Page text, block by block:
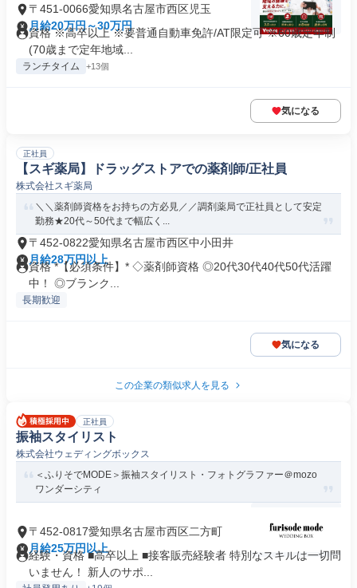
〒451-0066愛知県名古屋市西区児玉
月給20万円～30万円
資格 ※高卒以上 ※要普通自動車免許/AT限定可 ※60歳定年制
(70歳まで定年地域...
ランチタイム +13個
気になる
正社員
【スギ薬局】ドラッグストアでの薬剤師/正社員
株式会社スギ薬局
＼＼薬剤師資格をお持ちの方必見／／調剤薬局で正社員として安定
勤務★20代～50代まで幅広く...
〒452-0822愛知県名古屋市西区中小田井
月給28万円以上
資格 *【必須条件】* ◇薬剤師資格 ◎20代30代40代50代活躍
中！ ◎ブランク...
長期歓迎
気になる
この企業の類似求人を見る
正社員
振袖スタイリスト
株式会社ウェディングボックス
＜ふりそでMODE＞振袖スタイリスト・フォトグラファー＠mozo
ワンダーシティ
〒452-0817愛知県名古屋市西区二方町
月給25万円以上
経験・資格 ■高卒以上 ■接客販売経験者 特別なスキルは一切問
いません！ 新人のサポ...